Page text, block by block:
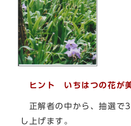
ヒント いちはつの花が美
正解者の中から、抽選で
し上げます。